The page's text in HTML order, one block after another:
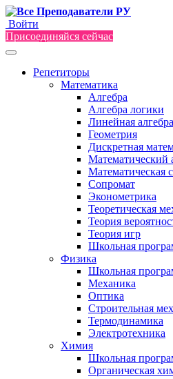
Войти
Присоединяйся сейчас
Репетиторы
Математика
Алгебра
Алгебра логики
Линейная алгебра
Геометрия
Дискретная
Математический
Математическая
Сопромат
Эконометрика
Теоретическая
Теория
Теория игр
Школьная
Физика
Школьная
Механика
Оптика
Строительная
Термодинамика
Электротехника
Химия
Школьная
Органическая